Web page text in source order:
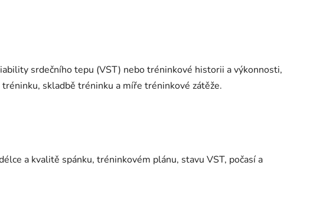
srdečního tepu (VST) nebo tréninkové historii a výkonnosti,
skladbě tréninku a míře tréninkové zátěže.
a kvalitě spánku, tréninkovém plánu, stavu VST, počasí a